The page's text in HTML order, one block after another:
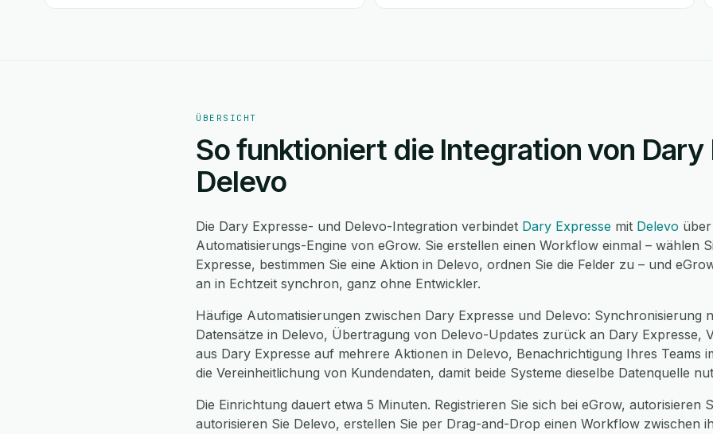
ÜBERSICHT
So funktioniert die Integration von Dary
Delevo
Die Dary Expresse- und Delevo-Integration verbindet Dary Expresse mit Delevo
Automatisierungs-Engine von eGrow. Sie erstellen einen Workflow einmal – wählen
Expresse, bestimmen Sie eine Aktion in Delevo, ordnen Sie die Felder zu – und
an in Echtzeit synchron, ganz ohne Entwickler.
Häufige Automatisierungen zwischen Dary Expresse und Delevo: Synchronisierung
Datensätze in Delevo, Übertragung von Delevo-Updates zurück an Dary Expresse,
aus Dary Expresse auf mehrere Aktionen in Delevo, Benachrichtigung Ihres Teams
die Vereinheitlichung von Kundendaten, damit beide Systeme dieselbe Datenquelle
Die Einrichtung dauert etwa 5 Minuten. Registrieren Sie sich bei eGrow, autorisieren
autorisieren Sie Delevo, erstellen Sie per Drag-and-Drop einen Workflow zwischen